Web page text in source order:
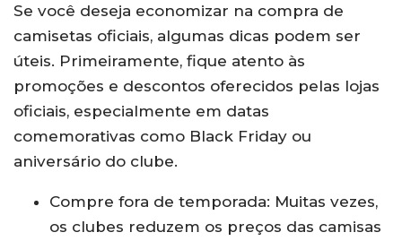
Se você deseja economizar na compra de
camisetas oficiais, algumas dicas podem ser
úteis. Primeiramente, fique atento às
promoções e descontos oferecidos pelas lojas
oficiais, especialmente em datas
comemorativas como Black Friday ou
aniversário do clube.
Compre fora de temporada: Muitas vezes,
os clubes reduzem os preços das camisas